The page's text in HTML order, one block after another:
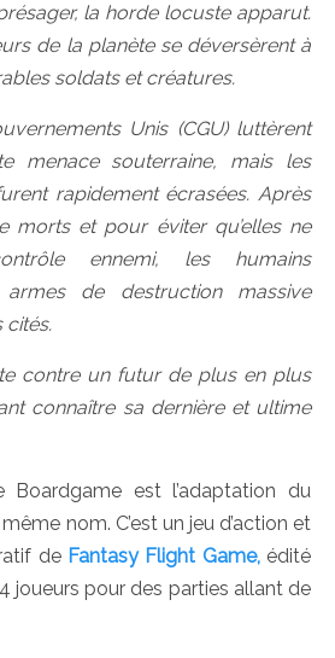
la horde locuste apparut.
de la planète se déversèrent à
soldats et créatures.
Unis (CGU) luttèrent
menace souterraine, mais les
rapidement écrasées. Après
morts et pour éviter qu’elles ne
ennemi, les humains
de destruction massive
cités.
contre un futur de plus en plus
connaître sa dernière et ultime
est l’adaptation du
nom. C’est un jeu d’action et
de Fantasy Flight Game,édité
joueurs pour des parties allant de